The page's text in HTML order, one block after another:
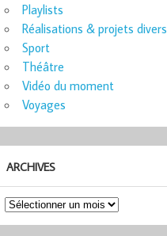
Playlists
Réalisations & projets divers
Sport
Théâtre
Vidéo du moment
Voyages
ARCHIVES
Archives